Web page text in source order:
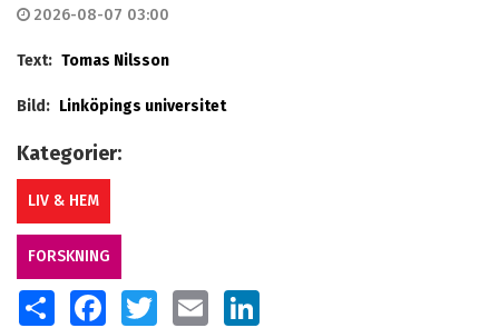
2026-08-07 03:00
Text: Tomas Nilsson
Bild: Linköpings universitet
Kategorier:
LIV & HEM
FORSKNING
SHARE FACEBOOKTWITTER EMAIL